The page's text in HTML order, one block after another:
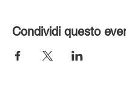
Condividi questo